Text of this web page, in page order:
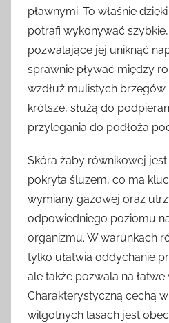
pławnymi. To właśnie
potrafi wykonywać szybkie,
pozwalające jej uniknąć
sprawnie pływać między
wzdłuż mulistych
krótsze, służą do
przylegania do podłoża
Skóra żaby równikowej
pokryta śluzem, co ma
wymiany gazowej oraz
odpowiedniego poziomu
organizmu. W warunkach
tylko ułatwia oddychanie
ale także pozwala na łatwe
Charakterystyczną cechą
wilgotnych lasach jest